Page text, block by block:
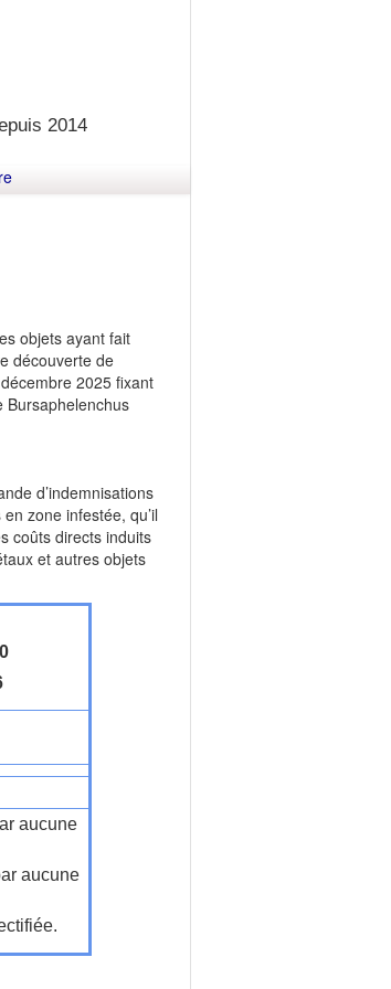
2014
objets ayant fait
découverte de
2025 fixant
Bursaphelenchus
d’indemnisations
zone infestée, qu’il
coûts directs induits
et autres objets
aucune
aucune